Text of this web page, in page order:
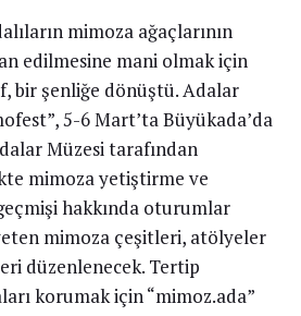
mimoza ağaçlarının
edilmesine mani olmak için
bir şenliğe dönüştü. Adalar
5-6 Mart’ta Büyükada’da
Müzesi tarafından
mimoza yetiştirme ve
hakkında oturumlar
mimoza çeşitleri, atölyeler
düzenlenecek. Tertip
korumak için “mimoz.ada”